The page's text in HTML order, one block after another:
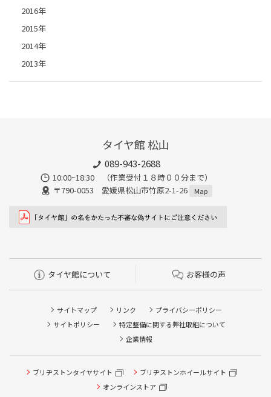
2016年
2015年
2014年
2013年
タイヤ館 松山
089-943-2688
10:00~18:30 （作業受付１８時００分まで）
〒790-0053 愛媛県松山市竹原2-1-26
Map
タイヤ館について お客様の声
サイトマップ リンク
プライバシーポリシー
サイトポリシー
特定整備に関する弊社取組について
企業情報
ブリヂストンタイヤサイト
ブリヂストンホイールサイト
オンラインストア
タイヤ点検・安全点検/タイヤ履き替え/オイル交換/その他
ピット作業の予約